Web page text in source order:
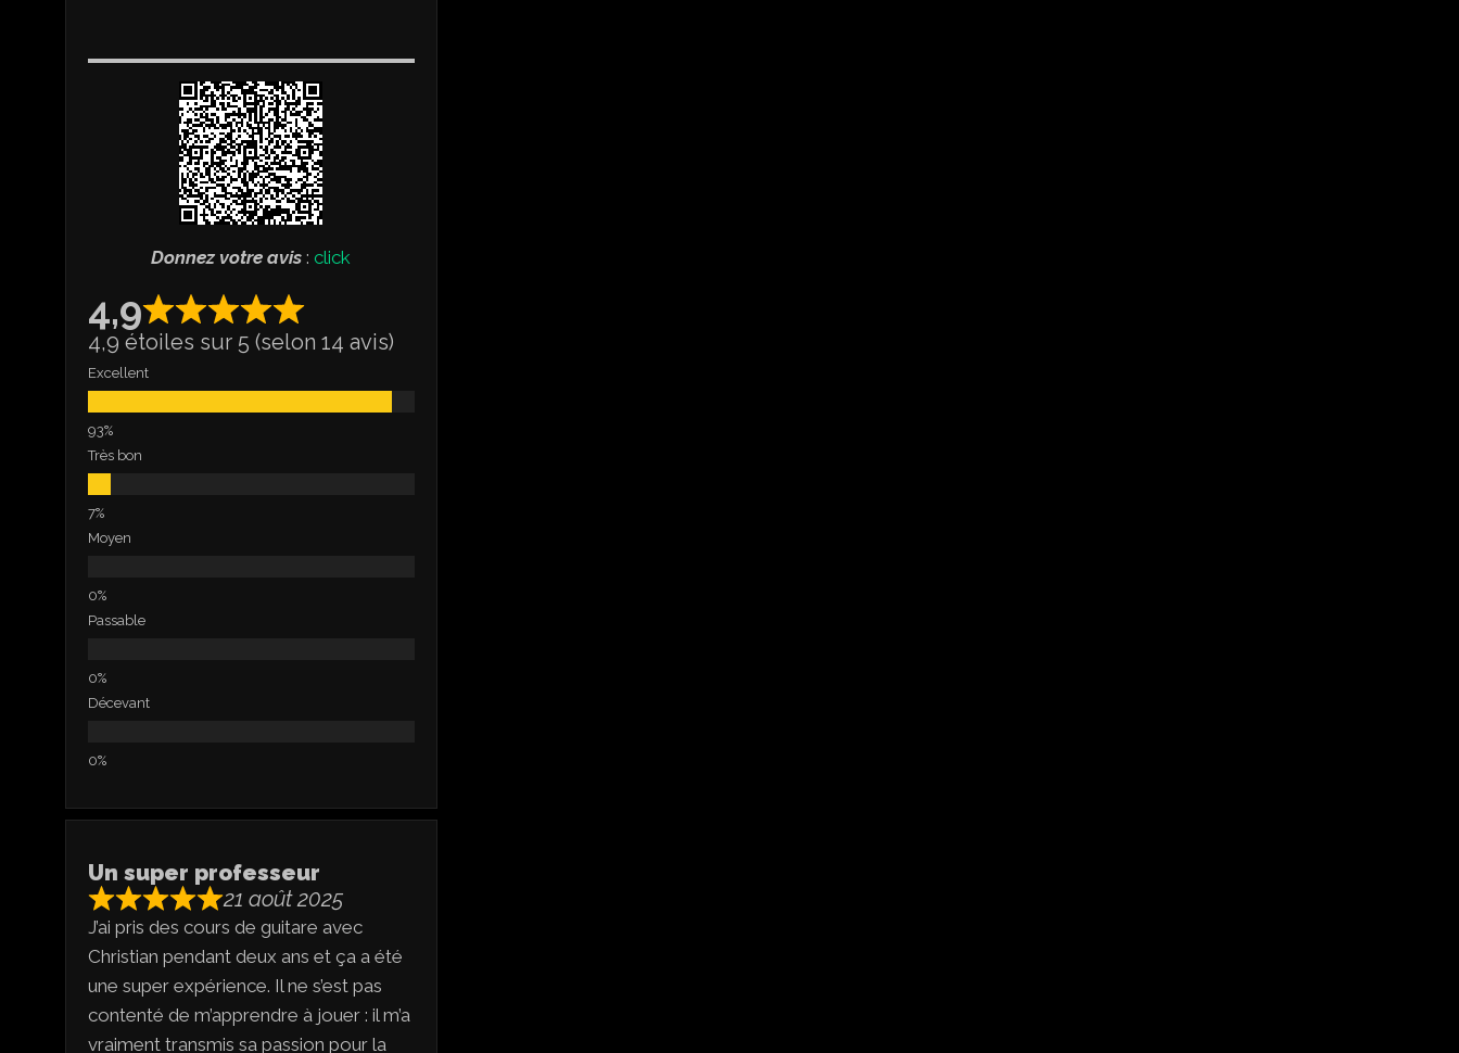
Donnez votre avis :click
4,9
4,9 étoiles sur 5 (selon 14 avis)
Excellent
Très bon
Moyen
Passable
Décevant
Un super professeur
21 août 2025
J’ai pris des cours de guitare avec
Christian pendant deux ans et ça a été
une super expérience. Il ne s’est pas
contenté de m’apprendre à jouer : il m’a
vraiment transmis sa passion pour la